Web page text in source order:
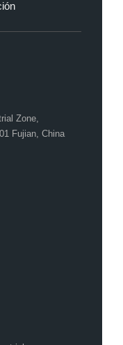
Zone,
Fujian, China